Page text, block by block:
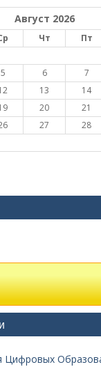
Август 2026
Чт Пт
5 6 7
13 14
20 21
27 28
Цифровых